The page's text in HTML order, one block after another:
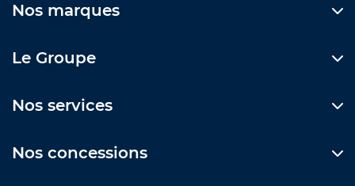
Nos marques
Le Groupe
Nos services
Nos concessions